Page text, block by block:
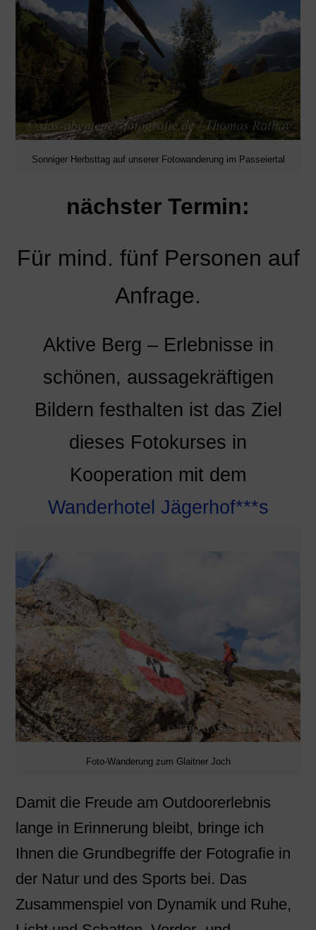
Sonniger Herbsttag auf unserer Fotowanderung im Passeiertal
nächster Termin:
Für mind. fünf Personen auf
Anfrage.
Aktive Berg – Erlebnisse in
schönen, aussagekräftigen
Bildern festhalten ist das Ziel
dieses Fotokurses in
Kooperation mit dem
Wanderhotel Jägerhof***s
Foto-Wanderung zum Glaitner Joch
Damit die Freude am Outdoorerlebnis
lange in Erinnerung bleibt, bringe ich
Ihnen die Grundbegriffe der Fotografie in
der Natur und des Sports bei. Das
Zusammenspiel von Dynamik und Ruhe,